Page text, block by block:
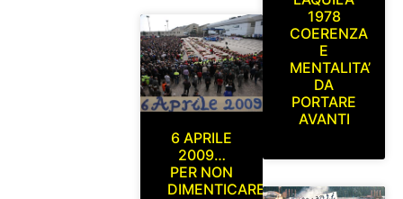
6 APRILE
2009…
PER NON
DIMENTICARE
1978
COERENZA
E
MENTALITA’
DA
PORTARE
AVANTI